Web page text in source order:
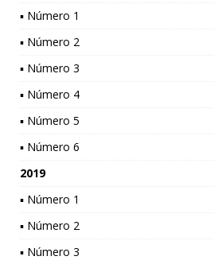
▪ Número 1
▪ Número 2
▪ Número 3
▪ Número 4
▪ Número 5
▪ Número 6
2019
▪ Número 1
▪ Número 2
▪ Número 3